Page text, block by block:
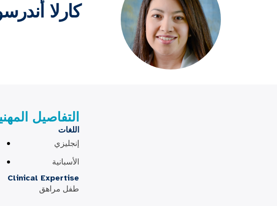
كارلا
التفاصيل
اللغات
إنجليزي
الأسبانية
Clinical Expertise
طفل مراهق